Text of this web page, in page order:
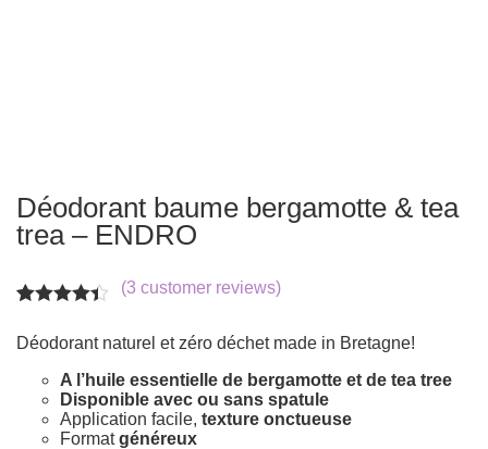
Déodorant baume bergamotte & tea
trea – ENDRO
out of 5
based on
customer
ratings
(3 customer reviews)
Déodorant naturel et zéro déchet made in Bretagne!
A l’huile essentielle de bergamotte et de tea tree
Disponible avec ou sans spatule
Application facile, texture onctueuse
Formatgénéreux